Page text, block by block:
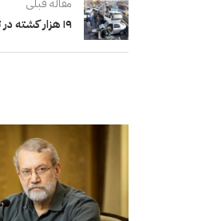
۱۹ هزار کشته در تصادفات رانندگی ایران: بحران ادامه‌دار